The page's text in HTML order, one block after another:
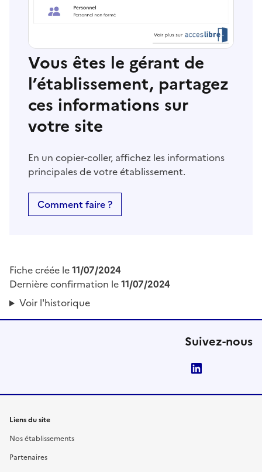
Vous êtes le gérant de
l’établissement, partagez
ces informations sur
votre site
En un copier-coller, affichez les informations
principales de votre établissement.
Comment faire ?
Fiche créée le11/07/2024
Dernière confirmation le11/07/2024
Voir l'historique
Suivez-nous
Liens du site
Nos établissements
Partenaires